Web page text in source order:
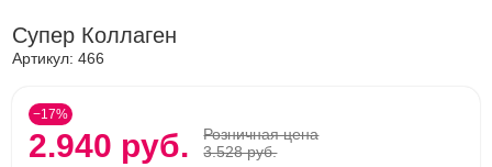
Супер Коллаген
Артикул:466
−17%
2.940 руб.
Розничная цена
3.528 руб.